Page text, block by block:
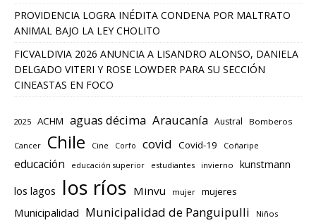
PROVIDENCIA LOGRA INÉDITA CONDENA POR MALTRATO
ANIMAL BAJO LA LEY CHOLITO
FICVALDIVIA 2026 ANUNCIA A LISANDRO ALONSO, DANIELA
DELGADO VITERI Y ROSE LOWDER PARA SU SECCIÓN
CINEASTAS EN FOCO
2025 ACHM aguas décima Araucanía Austral Bomberos
Cancer Chile Cine Corfo covid Covid-19 Coñaripe
educación educación superior estudiantes invierno kunstmann
los lagos los ríos Minvu mujer mujeres
Municipalidad Municipalidad de Panguipulli Niños